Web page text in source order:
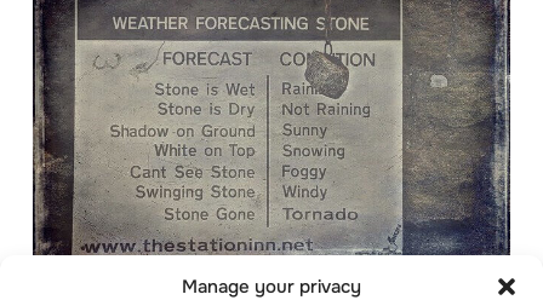
Manage your privacy